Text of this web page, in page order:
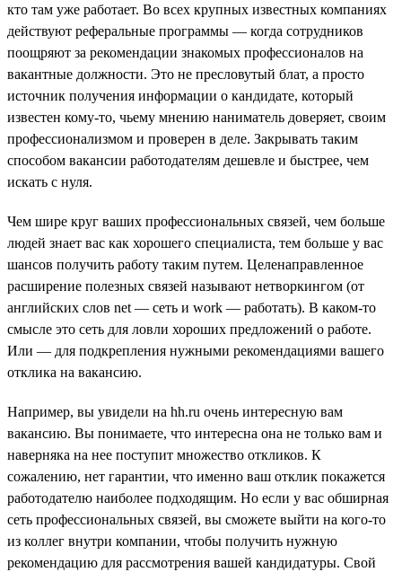
кто там уже работает. Во всех крупных известных компаниях
действуют реферальные программы — когда сотрудников
поощряют за рекомендации знакомых профессионалов на
вакантные должности. Это не пресловутый блат, а просто
источник получения информации о кандидате, который
известен кому-то, чьему мнению наниматель доверяет, своим
профессионализмом и проверен в деле. Закрывать таким
способом вакансии работодателям дешевле и быстрее, чем
искать с нуля.
Чем шире круг ваших профессиональных связей, чем больше
людей знает вас как хорошего специалиста, тем больше у вас
шансов получить работу таким путем. Целенаправленное
расширение полезных связей называют нетворкингом (от
английских слов net — сеть и work — работать). В каком-то
смысле это сеть для ловли хороших предложений о работе.
Или — для подкрепления нужными рекомендациями вашего
отклика на вакансию.
Например, вы увидели на hh.ru очень интересную вам
вакансию. Вы понимаете, что интересна она не только вам и
наверняка на нее поступит множество откликов. К
сожалению, нет гарантии, что именно ваш отклик покажется
работодателю наиболее подходящим. Но если у вас обширная
сеть профессиональных связей, вы сможете выйти на кого-то
из коллег внутри компании, чтобы получить нужную
рекомендацию для рассмотрения вашей кандидатуры. Свой